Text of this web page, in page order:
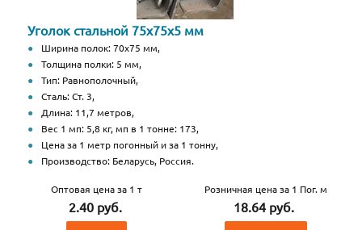
Уголок стальной 75х75х5 мм
Ширина полок: 70х75 мм,
Толщина полки: 5 мм,
Тип: Равнополочный,
Сталь: Ст. 3,
Длина: 11,7 метров,
Вес 1 мп: 5,8 кг, мп в 1 тонне: 173,
Цена за 1 метр погонный и за 1 тонну,
Производство: Беларусь, Россия.
Оптовая цена за 1 т
2.40 руб.
Розничная цена за 1 Пог. м
18.64 руб.